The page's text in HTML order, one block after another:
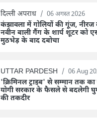
दिल्ली अपराध / 06 अगस्त 2026
कंझावला में गोलियों की गूंज, नीरज
नवीन बाली गैंग के शार्प शूटर को
मुठभेड़ के बाद दबोचा
UTTAR PARDESH / 06 Aug
'क्रिमिनल ट्राइब' से सम्मान तक
योगी सरकार के फैसले से बदलेगी
की तकदीर